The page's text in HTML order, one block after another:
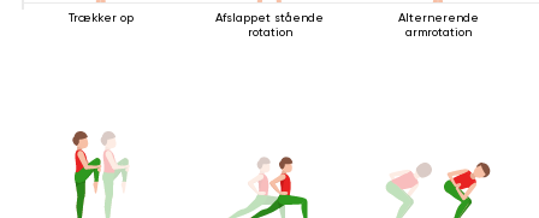
Trækker op
Afslappet stående
rotation
Alternerende
armrotation